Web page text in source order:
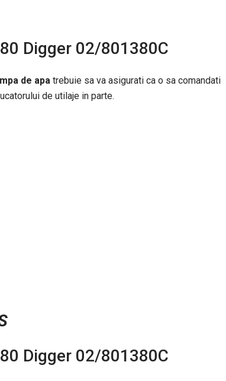
Digger 02/801380C
de apa trebuie sa va asigurati ca o sa comandati
de utilaje in parte.
Digger 02/801380C